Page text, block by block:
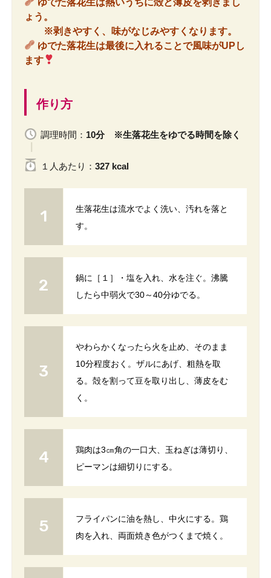
ょう。
※剥きやすく、味がなじみやすくなります。
ゆでた落花生は最後に入れることで風味がUPし
ます
作り方
調理時間： 10分 ※生落花生をゆでる時間を除く
１人 あたり ： 327 kcal
生落花生は流水でよく洗い、汚れを落と
す。
鍋に［１］・塩を入れ、水を注ぐ。沸騰
したら中弱火で30～40分ゆでる。
やわらかくなったら火を止め、そのまま
10分程度おく。ザルにあげ、粗熱を取
る。殻を割って豆を取り出し、薄皮をむ
く。
鶏肉は3㎝角の一口大、玉ねぎは薄切り、
ピーマンは細切りにする。
フライパンに油を熱し、中火にする。鶏
肉を入れ、両面焼き色がつくまで焼く。